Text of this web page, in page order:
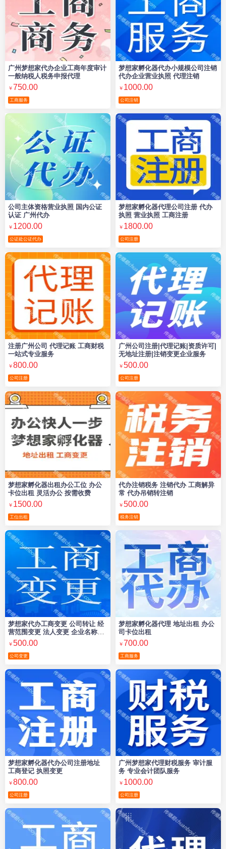
广州梦想家代办企业工商年度审计
一般纳税人税务申报代理
￥750.00
工商服务
梦想家孵化器代办小规模公司注销
代办企业营业执照 代理注销
￥ 1000.00
公司注销
公司主体资格营业执照 国内公证
认证 广州代办
￥ 1200.00
公证处公证代办
梦想家孵化器代理公司注册 代办
执照 营业执照 工商注册
￥ 1800.00
公司注册
注册广州公司 代理记账 工商财税
一站式专业服务
￥800.00
公司注册
广州公司注册|代理记账|资质许可|
无地址注册|注销变更企业服务
￥500.00
公司注册
梦想家孵化器出租办公工位 办公
卡位出租 灵活办公 按需收费
￥ 1500.00
工位出租
代办注销税务 注销代办 工商解异
常 代办吊销转注销
￥500.00
税务注销
梦想家代办工商变更 公司转让 经
营范围变更 法人变更 企业名称变
更
￥500.00
公司变更
梦想家孵化器代理 地址出租 办公
司卡位出租
￥700.00
工商服务
梦想家孵化器代办公司注册地址
工商登记 执照变更
￥800.00
公司注册
广州梦想家代理财税服务 审计服
务 专业会计团队服务
￥ 1000.00
公司注册